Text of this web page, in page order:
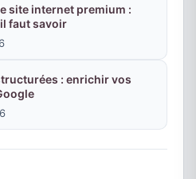
site internet premium :
faut savoir
: enrichir vos